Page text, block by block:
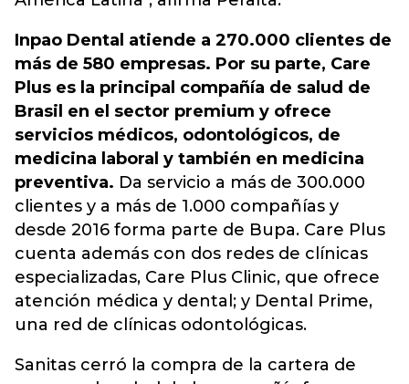
Inpao Dental atiende a 270.000 clientes de
más de 580 empresas. Por su parte, Care
Plus es la principal compañía de salud de
Brasil en el sector premium y ofrece
servicios médicos, odontológicos, de
medicina laboral y también en medicina
preventiva. Da servicio a más de 300.000
clientes y a más de 1.000 compañías y
desde 2016 forma parte de Bupa. Care Plus
cuenta además con dos redes de clínicas
especializadas, Care Plus Clinic, que ofrece
atención médica y dental; y Dental Prime,
una red de clínicas odontológicas.
Sanitas cerró la compra de la cartera de